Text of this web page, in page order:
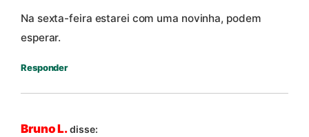
Na sexta-feira estarei com uma novinha, podem
esperar.
Responder
Bruno L.disse: